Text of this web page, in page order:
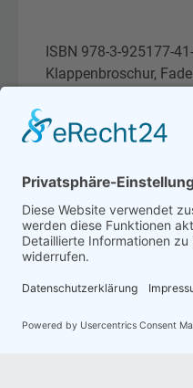
ISBN 978-3-925177-
Klappenbroschur,
Artikel bewerten
Es liegen keine